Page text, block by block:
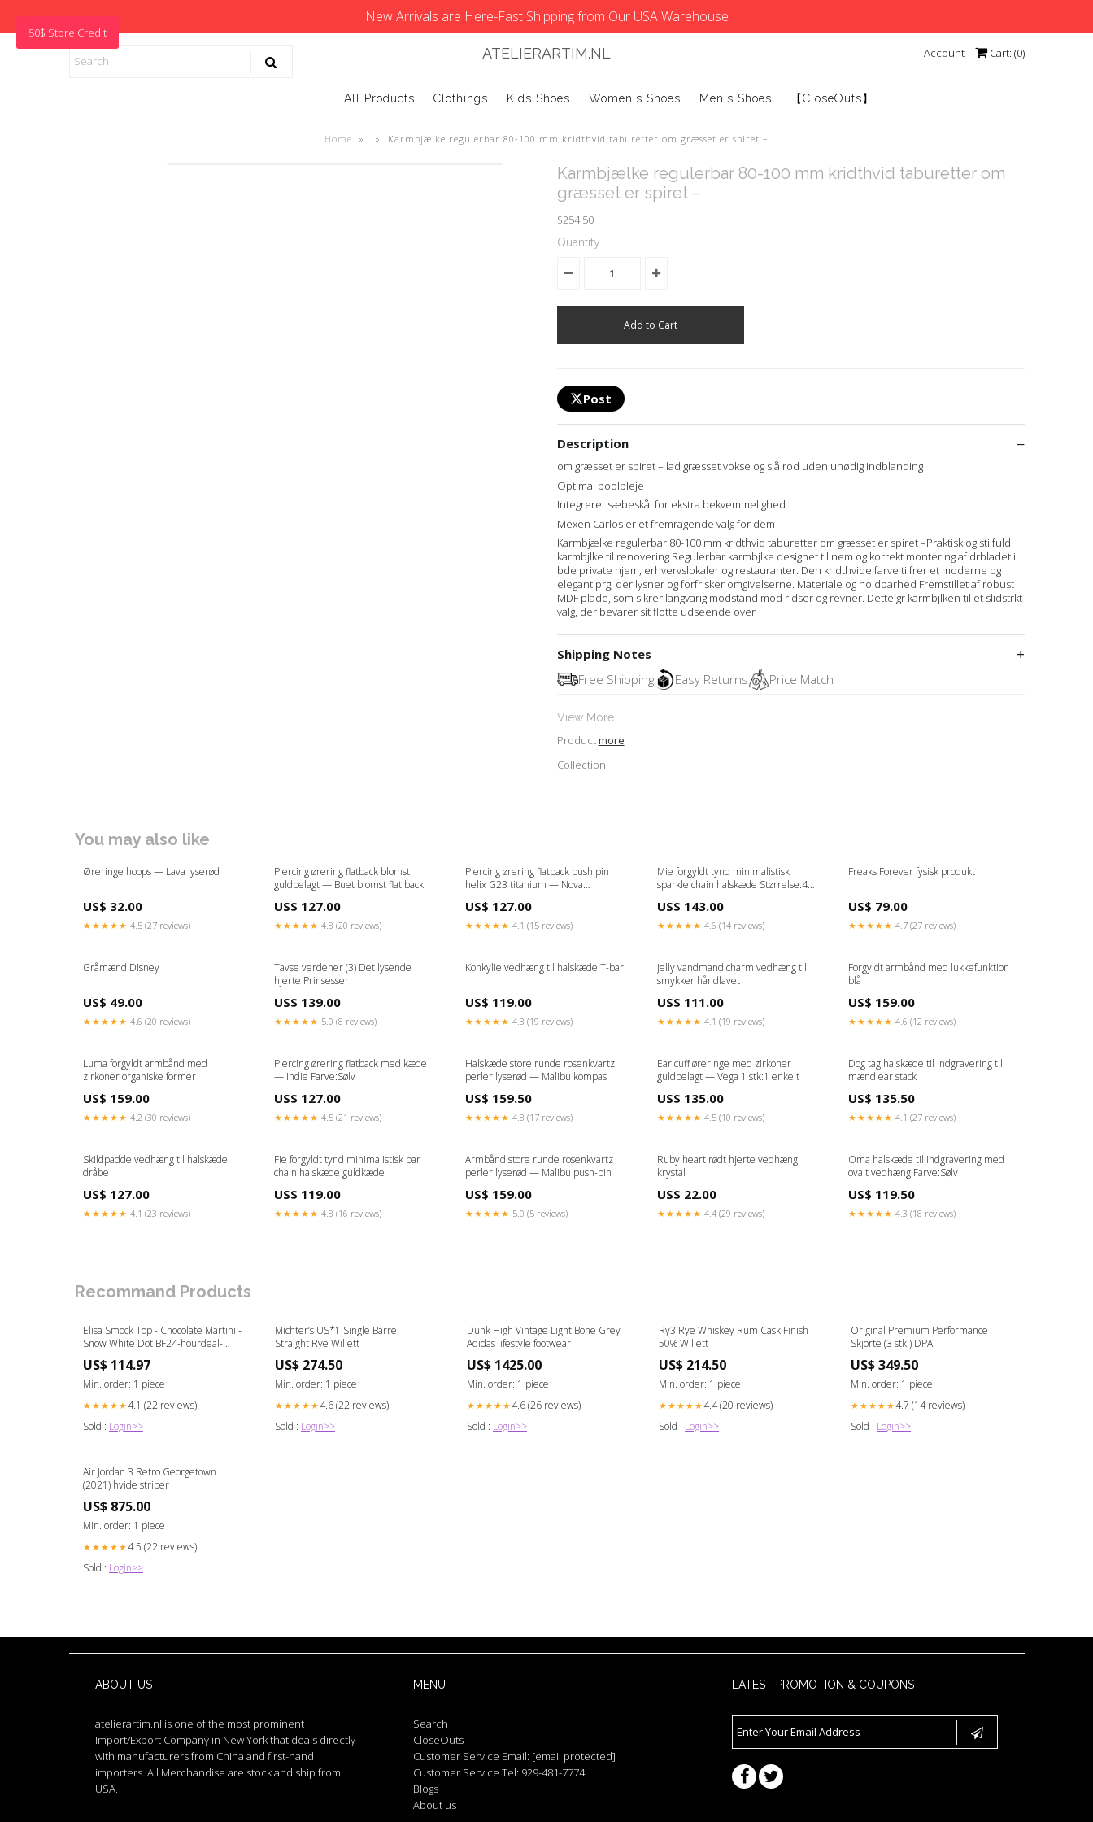
New Arrivals are Here-Fast Shipping from Our USA Warehouse
ATELIERARTIM.NL Account Cart: (0)
All Products Clothings Kids Shoes Women's Shoes Men's Shoes 【CloseOuts】
Home » » Karmbjælke regulerbar 80-100 mm kridthvid taburetter om græsset er spiret –
Karmbjælke regulerbar 80-100 mm kridthvid taburetter om
græsset er spiret –
$254.50
Quantity
Post
Description
om græsset er spiret – lad græsset vokse og slå rod uden unødig indblanding
Optimal poolpleje
Integreret sæbeskål for ekstra bekvemmelighed
Mexen Carlos er et fremragende valg for dem
Karmbjælke regulerbar 80-100 mm kridthvid taburetter om græsset er spiret –Praktisk og stilfuld
karmbjlke til renovering Regulerbar karmbjlke designet til nem og korrekt montering af drbladet i
bde private hjem, erhvervslokaler og restauranter. Den kridthvide farve tilfrer et moderne og
elegant prg, der lysner og forfrisker omgivelserne. Materiale og holdbarhed Fremstillet af robust
MDF plade, som sikrer langvarig modstand mod ridser og revner. Dette gr karmbjlken til et slidstrkt
valg, der bevarer sit flotte udseende over
Shipping Notes
Free Shipping
Easy Returns Price Match
View More
Productmore
Collection:
You may also like
Øreringe hoops — Lava lyserød
US$ 32.00
★★★★★ 4.5 (27 reviews)
Piercing ørering flatback blomst
guldbelagt — Buet blomst flat back
US$ 127.00
★★★★★ 4.8 (20 reviews)
Piercing ørering flatback push pin
helix G23 titanium — Nova
US$ 127.00
★★★★★ 4.1 (15 reviews)
Mie forgyldt tynd minimalistisk
sparkle chain halskæde Størrelse:45
US$ 143.00
★★★★★ 4.6 (14 reviews)
Freaks Forever fysisk produkt
US$ 79.00
★★★★★ 4.7 (27 reviews)
Gråmænd Disney
US$ 49.00
★★★★★ 4.6 (20 reviews)
Tavse verdener (3) Det lysende
hjerte Prinsesser
US$ 139.00
★★★★★ 5.0 (8 reviews)
Konkylie vedhæng til halskæde T-bar
US$ 119.00
★★★★★ 4.3 (19 reviews)
Jelly vandmand charm vedhæng til
smykker håndlavet
US$ 111.00
★★★★★ 4.1 (19 reviews)
Forgyldt armbånd med lukkefunktion
blå
US$ 159.00
★★★★★ 4.6 (12 reviews)
Luma forgyldt armbånd med
zirkoner organiske former
US$ 159.00
★★★★★ 4.2 (30 reviews)
Piercing ørering flatback med kæde
— Indie Farve:Sølv
US$ 127.00
★★★★★ 4.5 (21 reviews)
Halskæde store runde rosenkvartz
perler lyserød — Malibu kompas
US$ 159.50
★★★★★ 4.8 (17 reviews)
Ear cuff øreringe med zirkoner
guldbelagt — Vega 1 stk:1 enkelt
US$ 135.00
★★★★★ 4.5 (10 reviews)
Dog tag halskæde til indgravering til
mænd ear stack
US$ 135.50
★★★★★ 4.1 (27 reviews)
Skildpadde vedhæng til halskæde
dråbe
US$ 127.00
★★★★★ 4.1 (23 reviews)
Fie forgyldt tynd minimalistisk bar
chain halskæde guldkæde
US$ 119.00
★★★★★ 4.8 (16 reviews)
Armbånd store runde rosenkvartz
perler lyserød — Malibu push-pin
US$ 159.00
★★★★★ 5.0 (5 reviews)
Ruby heart rødt hjerte vedhæng
krystal
US$ 22.00
★★★★★ 4.4 (29 reviews)
Oma halskæde til indgravering med
ovalt vedhæng Farve:Sølv
US$ 119.50
★★★★★ 4.3 (18 reviews)
Recommand Products
Elisa Smock Top - Chocolate Martini -
Snow White Dot BF24-hourdeal-
US$ 114.97
Min. order: 1 piece
★★★★★4.1 (22 reviews)
Sold : Login>>
Michter’s US*1 Single Barrel
Straight Rye Willett
US$ 274.50
Min. order: 1 piece
★★★★★4.6 (22 reviews)
Sold : Login>>
Dunk High Vintage Light Bone Grey
Adidas lifestyle footwear
US$ 1425.00
Min. order: 1 piece
★★★★★4.6 (26 reviews)
Sold : Login>>
Ry3 Rye Whiskey Rum Cask Finish
50% Willett
US$ 214.50
Min. order: 1 piece
★★★★★4.4 (20 reviews)
Sold : Login>>
Original Premium Performance
Skjorte (3 stk.) DPA
US$ 349.50
Min. order: 1 piece
★★★★★4.7 (14 reviews)
Sold : Login>>
Air Jordan 3 Retro Georgetown
(2021) hvide striber
US$ 875.00
Min. order: 1 piece
★★★★★4.5 (22 reviews)
Sold : Login>>
ABOUT US
atelierartim.nl is one of the most prominent
Import/Export Company in New York that deals directly
with manufacturers from China and first-hand
importers. All Merchandise are stock and ship from
USA.
MENU
Search
CloseOuts
Customer Service Email: [email protected]
Customer Service Tel: 929-481-7774
Blogs
About us
LATEST PROMOTION & COUPONS
50$ Store Credit